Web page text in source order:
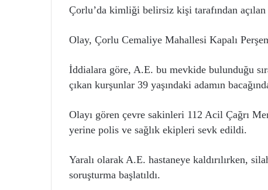
Çorlu’da kimliği belirsiz kişi tarafından
Olay, Çorlu Cemaliye Mahallesi Kapalı
İddialara göre, A.E. bu mevkide bulunduğu
çıkan kurşunlar 39 yaşındaki adamın
Olayı gören çevre sakinleri 112 Acil Çağrı
yerine polis ve sağlık ekipleri sevk edildi.
Yaralı olarak A.E. hastaneye kaldırılırken,
soruşturma başlatıldı.